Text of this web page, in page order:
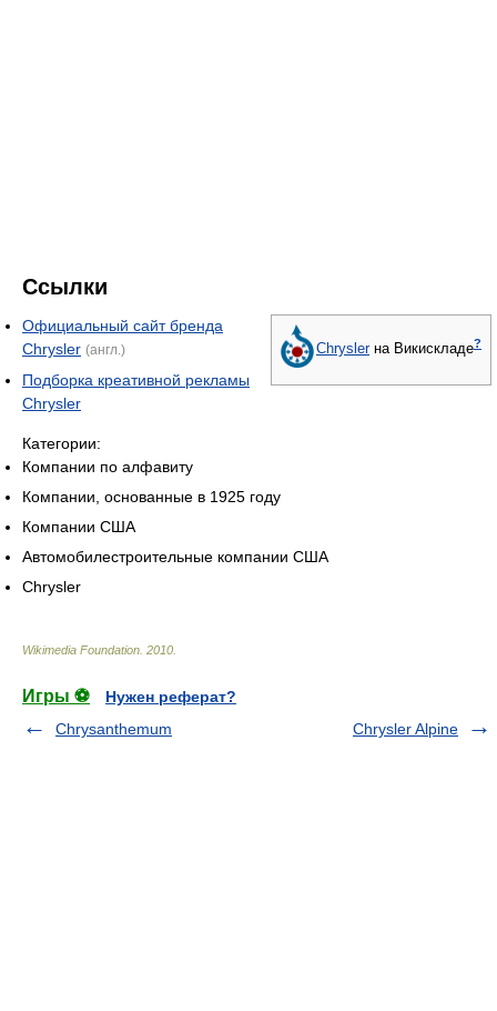
Ссылки
Chryslerна Викискладе?
Официальный сайт бренда
Chrysler (англ.)
Подборка креативной рекламы
Chrysler
Категории:
Компании по алфавиту
Компании, основанные в 1925 году
Компании США
Автомобилестроительные компании США
Chrysler
Wikimedia Foundation 2010
Игры ⚽
Нужен реферат?
Chrysanthemum
Chrysler Alpine